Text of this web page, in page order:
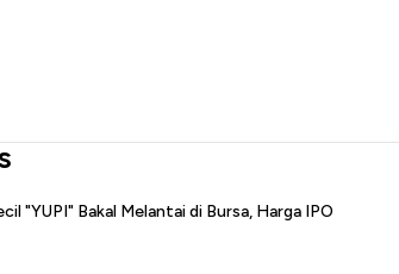
"YUPI" Bakal Melantai di Bursa, Harga IPO